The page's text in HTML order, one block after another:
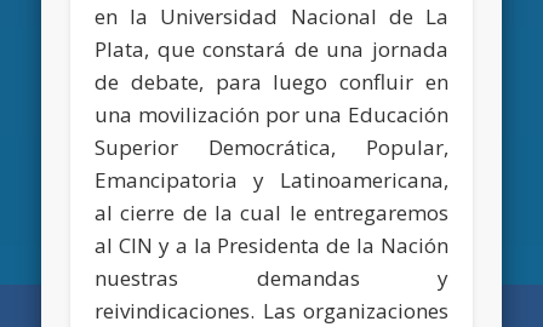
en la Universidad Nacional de La
Plata, que constará de una jornada
de debate, para luego confluir en
una movilización por una Educación
Superior Democrática, Popular,
Emancipatoria y Latinoamericana,
al cierre de la cual le entregaremos
al CIN y a la Presidenta de la Nación
nuestras demandas y
reivindicaciones. Las organizaciones